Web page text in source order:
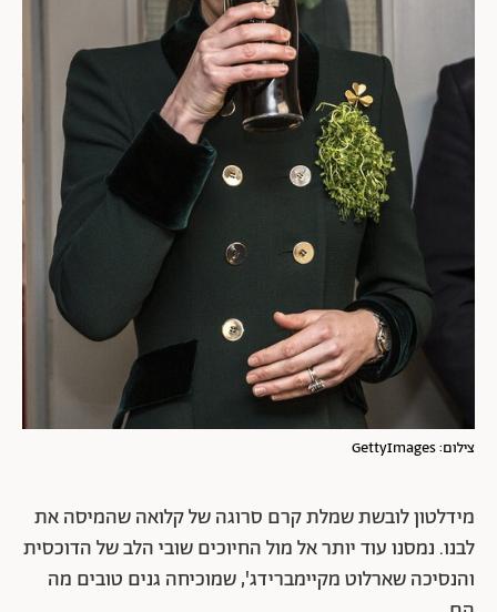
צילום: GettyImages
מידלטון לובשת שמלת קרם סרוגה של קלואה שהמיסה את
לבנו. נמסנו עוד יותר אל מול החיוכים שובי הלב של הדוכסית
והנסיכה שארלוט מקיימברידג', שמוכיחה גנים טובים מה